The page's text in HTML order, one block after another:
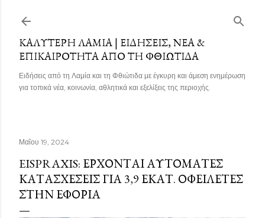
ΚΑΛΎΤΕΡΗ ΛΑΜΊΑ | ΕΙΔΉΣΕΙΣ, ΝΈΑ &
ΕΠΙΚΑΙΡΌΤΗΤΑ ΑΠΌ ΤΗ ΦΘΙΏΤΙΔΑ
Ειδήσεις από τη Λαμία και τη Φθιώτιδα με έγκυρη και άμεση ενημέρωση
για τοπικά νέα, κοινωνία, αθλητικά και εξελίξεις της περιοχής.
Μαΐου 19, 2024
EISPRAXIS: ΈΡΧΟΝΤΑΙ ΑΥΤΌΜΑΤΕΣ
ΚΑΤΑΣΧΈΣΕΙΣ ΓΙΑ 3,9 ΕΚΑΤ. ΟΦΕΙΛΈΤΕΣ
ΣΤΗΝ ΕΦΟΡΊΑ